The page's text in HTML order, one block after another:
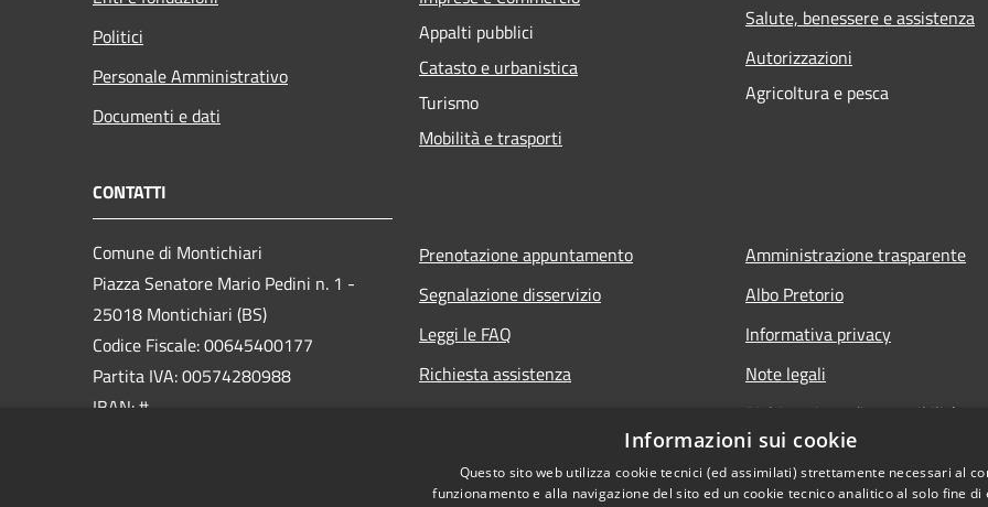
Politici
Personale Amministrativo
Documenti e dati
Appalti pubblici
Catasto e urbanistica
Turismo
Mobilità e trasporti
Salute, benessere e assistenza
Autorizzazioni
Agricoltura e pesca
CONTATTI
Comune di Montichiari
Piazza Senatore Mario Pedini n. 1 -
25018 Montichiari (BS)
Codice Fiscale: 00645400177
Partita IVA: 00574280988
IBAN: #
Prenotazione appuntamento
Segnalazione disservizio
Leggi le FAQ
Richiesta assistenza
Amministrazione trasparente
Albo Pretorio
Informativa privacy
Note legali
Dichiarazione di accessibilità
Whisteblowing
Informazioni sui cookie
Questo sito web utilizza cookie tecnici (ed assimilati) strettamente necessari al
funzionamento e alla navigazione del sito ed un cookie tecnico analitico al solo fine di